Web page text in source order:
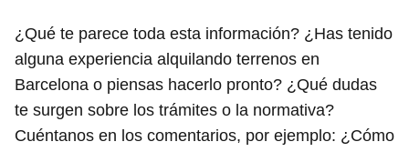
¿Qué te parece toda esta información? ¿Has tenido
alguna experiencia alquilando terrenos en
Barcelona o piensas hacerlo pronto? ¿Qué dudas
te surgen sobre los trámites o la normativa?
Cuéntanos en los comentarios, por ejemplo: ¿Cómo